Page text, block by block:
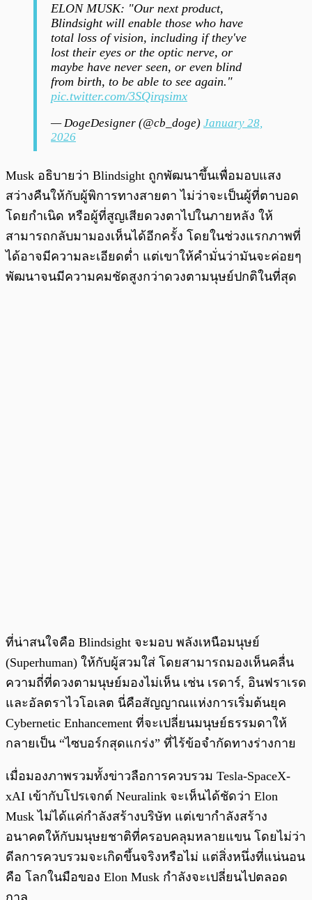
ELON MUSK: "Our next product,
Blindsight will enable those who have
total loss of vision, including if they've
lost their eyes or the optic nerve, or
maybe have never seen, or even blind
from birth, to be able to see again."
pic.twitter.com/3SQirqsimx
— DogeDesigner (@cb_doge) January 28,
2026
Musk อธิบายว่า Blindsight ถูกพัฒนาขึ้นเพื่อมอบแสง
สว่างคืนให้กับผู้พิการทางสายตา ไม่ว่าจะเป็นผู้ที่ตาบอด
โดยกำเนิด หรือผู้ที่สูญเสียดวงตาไปในภายหลัง ให้
สามารถกลับมามองเห็นได้อีกครั้ง โดยในช่วงแรกภาพที่
ได้อาจมีความละเอียดต่ำ แต่เขาให้คำมั่นว่ามันจะค่อยๆ
พัฒนาจนมีความคมชัดสูงกว่าดวงตามนุษย์ปกติในที่สุด
ที่น่าสนใจคือ Blindsight จะมอบ พลังเหนือมนุษย์
(Superhuman) ให้กับผู้สวมใส่ โดยสามารถมองเห็นคลื่น
ความถี่ที่ดวงตามนุษย์มองไม่เห็น เช่น เรดาร์, อินฟราเรด
และอัลตราไวโอเลต นี่คือสัญญาณแห่งการเริ่มต้นยุค
Cybernetic Enhancement ที่จะเปลี่ยนมนุษย์ธรรมดาให้
กลายเป็น “ไซบอร์กสุดแกร่ง” ที่ไร้ข้อจำกัดทางร่างกาย
เมื่อมองภาพรวมทั้งข่าวลือการควบรวม Tesla-SpaceX-
xAI เข้ากับโปรเจกต์ Neuralink จะเห็นได้ชัดว่า Elon
Musk ไม่ได้แค่กำลังสร้างบริษัท แต่เขากำลังสร้าง
อนาคตให้กับมนุษยชาติที่ครอบคลุมหลายแขน โดยไม่ว่า
ดีลการควบรวมจะเกิดขึ้นจริงหรือไม่ แต่สิ่งหนึ่งที่แน่นอน
คือ โลกในมือของ Elon Musk กำลังจะเปลี่ยนไปตลอด
กาล